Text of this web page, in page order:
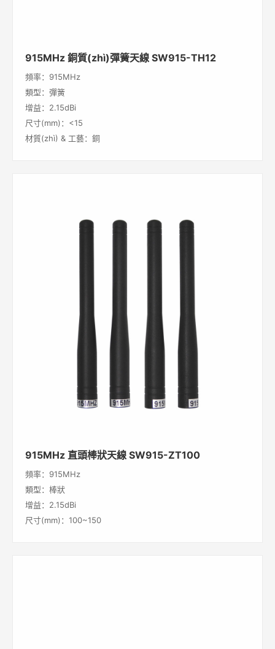
915MHz 銅質(zhì)彈簧天線 SW915-TH12
頻率：915MHz
類型：彈簧
增益：2.15dBi
尺寸(mm)：<15
材質(zhì) & 工藝：銅
915MHz 直頭棒狀天線 SW915-ZT100
頻率：915MHz
類型：棒狀
增益：2.15dBi
尺寸(mm)：100~150